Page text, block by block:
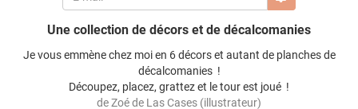
Une collection de décors et de décalcomanies
Je vous emmène chez moi en 6 décors et autant de planches de
décalcomanies !
Découpez, placez, grattez et le tour est joué !
deZoé de Las Cases (illustrateur)